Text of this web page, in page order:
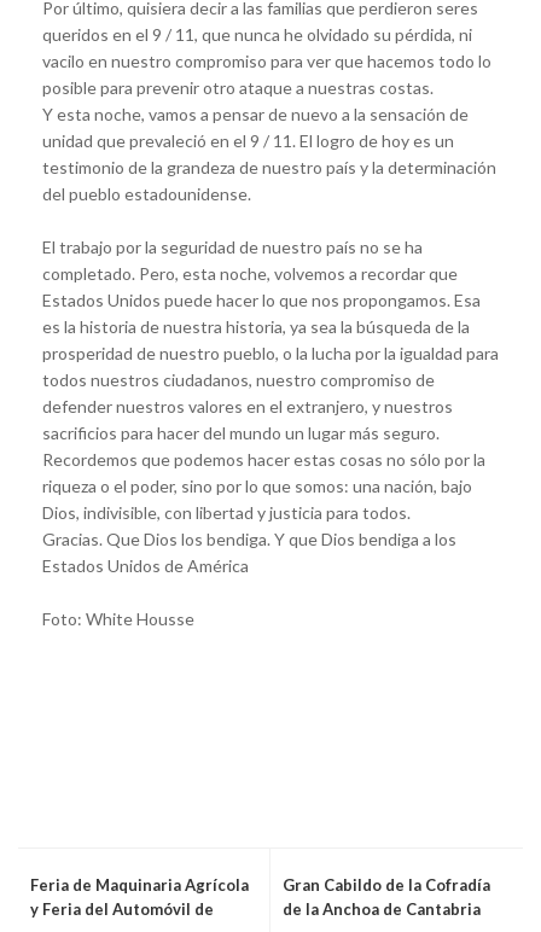
Por último, quisiera decir a las familias que perdieron seres
queridos en el 9 / 11, que nunca he olvidado su pérdida, ni
vacilo en nuestro compromiso para ver que hacemos todo lo
posible para prevenir otro ataque a nuestras costas.
Y esta noche, vamos a pensar de nuevo a la sensación de
unidad que prevaleció en el 9 / 11. El logro de hoy es un
testimonio de la grandeza de nuestro país y la determinación
del pueblo estadounidense.
El trabajo por la seguridad de nuestro país no se ha
completado. Pero, esta noche, volvemos a recordar que
Estados Unidos puede hacer lo que nos propongamos. Esa
es la historia de nuestra historia, ya sea la búsqueda de la
prosperidad de nuestro pueblo, o la lucha por la igualdad para
todos nuestros ciudadanos, nuestro compromiso de
defender nuestros valores en el extranjero, y nuestros
sacrificios para hacer del mundo un lugar más seguro.
Recordemos que podemos hacer estas cosas no sólo por la
riqueza o el poder, sino por lo que somos: una nación, bajo
Dios, indivisible, con libertad y justicia para todos.
Gracias. Que Dios los bendiga. Y que Dios bendiga a los
Estados Unidos de América
Foto: White Housse
Feria de Maquinaria Agrícola
y Feria del Automóvil de
Gran Cabildo de la Cofradía
de la Anchoa de Cantabria